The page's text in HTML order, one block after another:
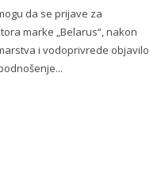
da se prijave za
marke „Belarus“, nakon
i vodoprivrede objavilo